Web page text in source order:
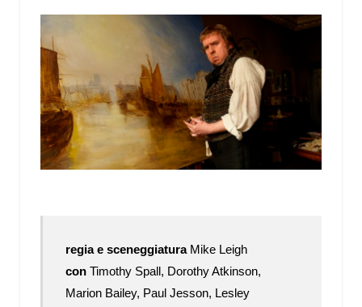
regia e sceneggiaturaMike Leigh
conTimothy Spall, Dorothy Atkinson,
Marion Bailey, Paul Jesson, Lesley